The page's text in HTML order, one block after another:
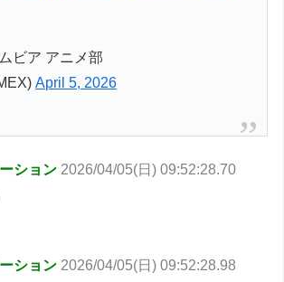
ビア アニメ部
April 5, 2026
ション 2026/04/05(日) 09:52:28.70
ション 2026/04/05(日) 09:52:28.98